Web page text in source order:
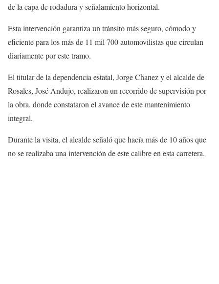
de la capa de rodadura y señalamiento horizontal.
Esta intervención garantiza un tránsito más seguro, cómodo y
eficiente para los más de 11 mil 700 automovilistas que circulan
diariamente por este tramo.
El titular de la dependencia estatal, Jorge Chanez y el alcalde de
Rosales, José Andujo, realizaron un recorrido de supervisión por
la obra, donde constataron el avance de este mantenimiento
integral.
Durante la visita, el alcalde señaló que hacía más de 10 años que
no se realizaba una intervención de este calibre en esta carretera.